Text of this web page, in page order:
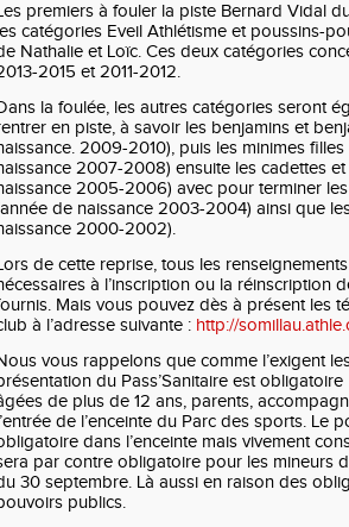
premiers à fouler la piste Bernard Vidal
catégories Eveil Athlétisme et poussins-
Nathalie et Loïc. Ces deux catégories
2015 et 2011-2012.
la foulée, les autres catégories seront
en piste, à savoir les benjamins et
2009-2010), puis les minimes
2007-2008) ensuite les cadettes
2005-2006) avec pour terminer
de naissance 2003-2004) ainsi que
2000-2002).
de cette reprise, tous les
à l’inscription ou la réinscription
Mais vous pouvez dès à présent les
à l’adresse suivante : http://
vous rappelons que comme l’exigent
du Pass’Sanitaire est
de plus de 12 ans, parents,
de l’enceinte du Parc des sports. Le
dans l’enceinte mais vivement
par contre obligatoire pour les mineurs
30 septembre. Là aussi en raison des
publics.